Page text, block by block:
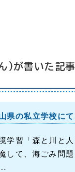
)が書いた記事
県の私立学校に
学習「森と川と
して、海ごみ問